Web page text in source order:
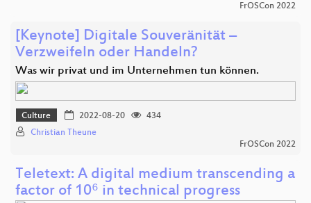
FrOSCon 2022
[Keynote] Digitale Souveränität –
Verzweifeln oder Handeln?
Was wir privat und im Unternehmen tun können.
Culture 2022-08-20
434
Christian Theune
FrOSCon 2022
Teletext: A digital medium transcending a
factor of 10⁶ in technical progress